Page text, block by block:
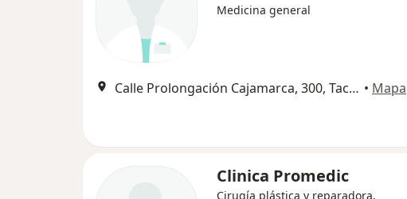
Medicina general
Calle Prolongación Cajamarca, 300, Tacna • Mapa
Clinica Promedic
Cirugía plástica y reparadora,